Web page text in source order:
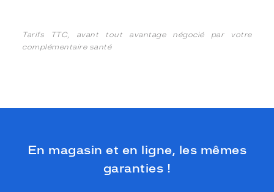
Tarifs TTC, avant tout avantage négocié par votre
complémentaire santé
En magasin et en ligne, les mêmes
garanties !